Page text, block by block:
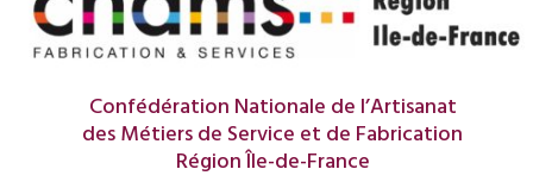
Confédération Nationale de l’Artisanat
des Métiers de Service et de Fabrication
Région Île-de-France